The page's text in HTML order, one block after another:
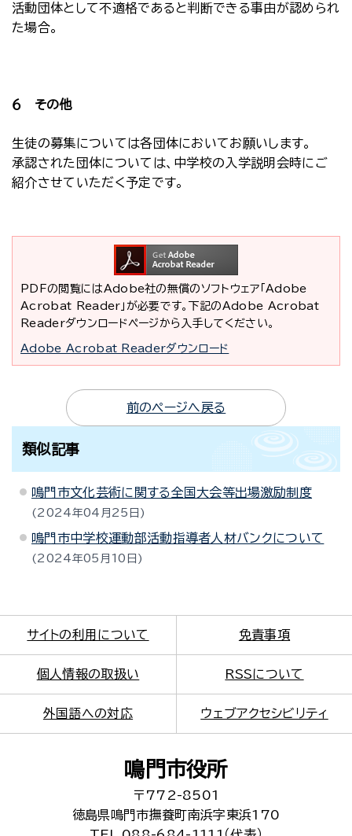
活動団体として不適格であると判断できる事由が認められ
た場合。
６ その他
生徒の募集については各団体においてお願いします。
承認された団体については、中学校の入学説明会時にご
紹介させていただく予定です。
PDFの閲覧にはAdobe社の無償のソフトウェア「Adobe
Acrobat Reader」が必要です。下記のAdobe Acrobat
Readerダウンロードページから入手してください。
Adobe Acrobat Readerダウンロード
前のページへ戻る
類似記事
鳴門市文化芸術に関する全国大会等出場激励制度
2024年04月25日
鳴門市中学校運動部活動指導者人材バンクについて
2024年05月10日
サイトの利用について 免責事項
個人情報の取扱い RSSについて
外国語への対応 ウェブアクセシビリティ
鳴門市役所
〒772-8501
徳島県鳴門市撫養町南浜字東浜170